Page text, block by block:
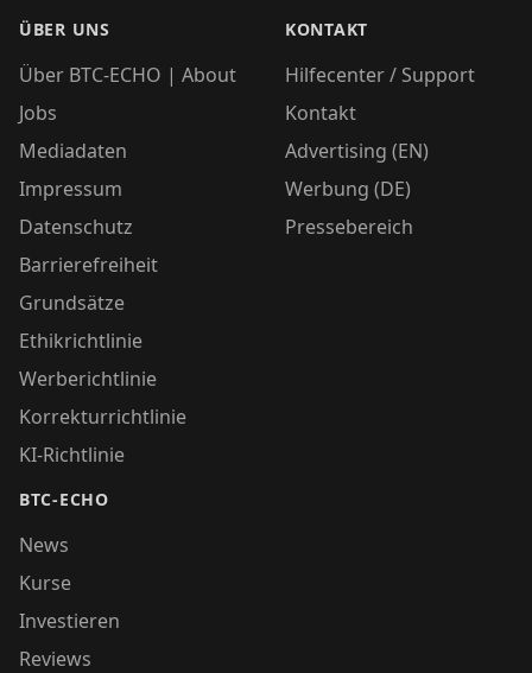
ÜBER UNS
Über BTC-ECHO | About
Jobs
Mediadaten
Impressum
Datenschutz
Barrierefreiheit
Grundsätze
Ethikrichtlinie
Werberichtlinie
Korrekturrichtlinie
KI-Richtlinie
BTC-ECHO
News
Kurse
Investieren
Reviews
KONTAKT
Hilfecenter / Support
Kontakt
Advertising (EN)
Werbung (DE)
Pressebereich